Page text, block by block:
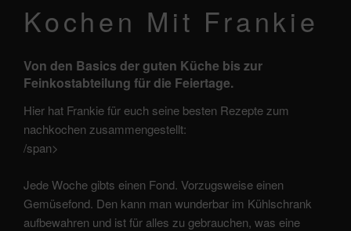
Kochen Mit Frankie
Von den Basics der guten Küche bis zur
Feinkostabteilung für die Feiertage.
Hier hat Frankie für euch seine besten Rezepte zum
nachkochen zusammengestellt:
/span>
Jede Woche gibts einen Fond. Vorzugsweise einen
Gemüsefond. Den kann man wunderbar im Kühlschrank
aufbewahren und ist für alles zu gebrauchen, was eine